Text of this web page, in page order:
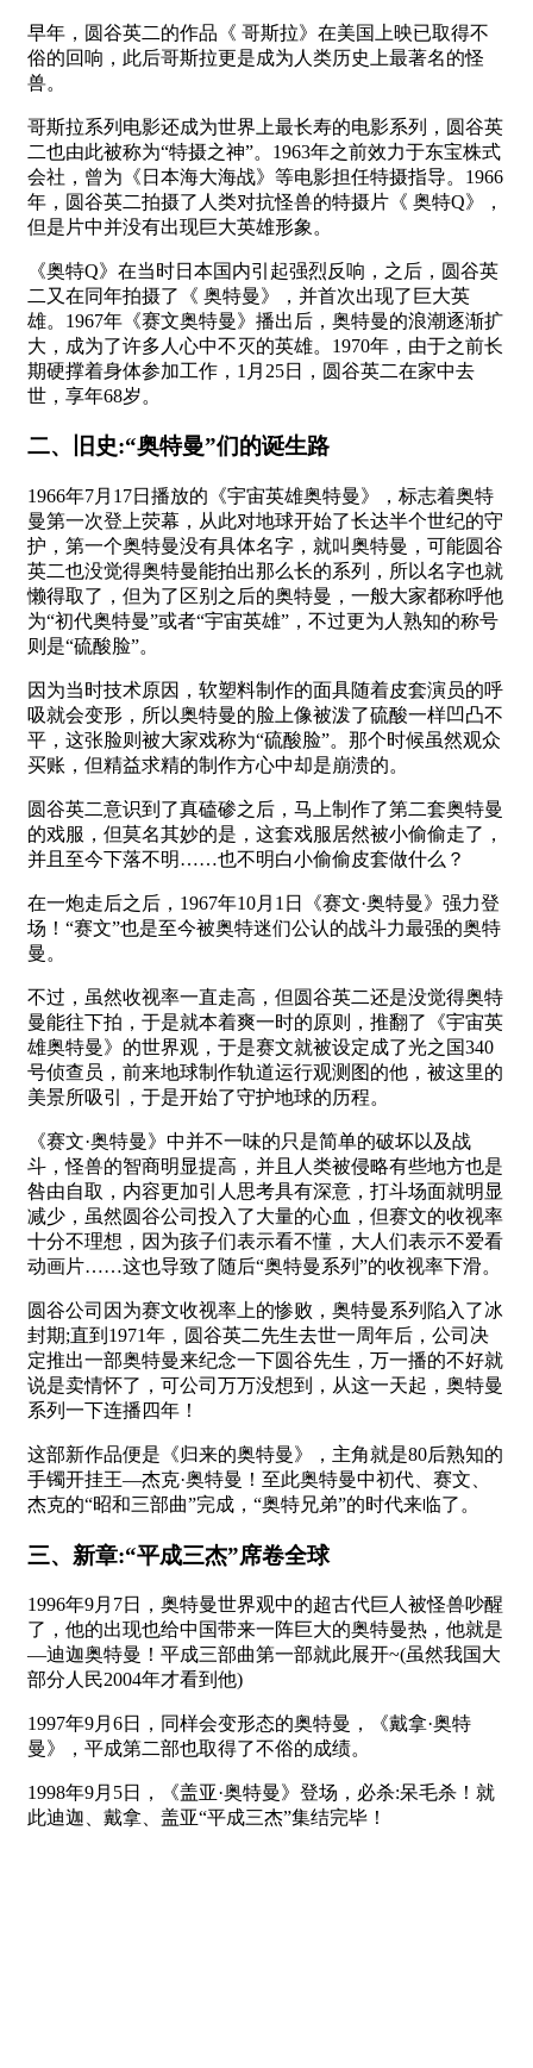
早年，圆谷英二的作品《 哥斯拉》在美国上映已取得不
俗的回响，此后哥斯拉更是成为人类历史上最著名的怪
兽。
哥斯拉系列电影还成为世界上最长寿的电影系列，圆谷英
二也由此被称为“特摄之神”。1963年之前效力于东宝株式
会社，曾为《日本海大海战》等电影担任特摄指导。1966
年，圆谷英二拍摄了人类对抗怪兽的特摄片《 奥特Q》，
但是片中并没有出现巨大英雄形象。
《奥特Q》在当时日本国内引起强烈反响，之后，圆谷英
二又在同年拍摄了《 奥特曼》，并首次出现了巨大英
雄。1967年《赛文奥特曼》播出后，奥特曼的浪潮逐渐扩
大，成为了许多人心中不灭的英雄。1970年，由于之前长
期硬撑着身体参加工作，1月25日，圆谷英二在家中去
世，享年68岁。
二、旧史:“奥特曼”们的诞生路
1966年7月17日播放的《宇宙英雄奥特曼》，标志着奥特
曼第一次登上荧幕，从此对地球开始了长达半个世纪的守
护，第一个奥特曼没有具体名字，就叫奥特曼，可能圆谷
英二也没觉得奥特曼能拍出那么长的系列，所以名字也就
懒得取了，但为了区别之后的奥特曼，一般大家都称呼他
为“初代奥特曼”或者“宇宙英雄”，不过更为人熟知的称号
则是“硫酸脸”。
因为当时技术原因，软塑料制作的面具随着皮套演员的呼
吸就会变形，所以奥特曼的脸上像被泼了硫酸一样凹凸不
平，这张脸则被大家戏称为“硫酸脸”。那个时候虽然观众
买账，但精益求精的制作方心中却是崩溃的。
圆谷英二意识到了真磕碜之后，马上制作了第二套奥特曼
的戏服，但莫名其妙的是，这套戏服居然被小偷偷走了，
并且至今下落不明……也不明白小偷偷皮套做什么？
在一炮走后之后，1967年10月1日《赛文·奥特曼》强力登
场！“赛文”也是至今被奥特迷们公认的战斗力最强的奥特
曼。
不过，虽然收视率一直走高，但圆谷英二还是没觉得奥特
曼能往下拍，于是就本着爽一时的原则，推翻了《宇宙英
雄奥特曼》的世界观，于是赛文就被设定成了光之国340
号侦查员，前来地球制作轨道运行观测图的他，被这里的
美景所吸引，于是开始了守护地球的历程。
《赛文·奥特曼》中并不一味的只是简单的破坏以及战
斗，怪兽的智商明显提高，并且人类被侵略有些地方也是
咎由自取，内容更加引人思考具有深意，打斗场面就明显
减少，虽然圆谷公司投入了大量的心血，但赛文的收视率
十分不理想，因为孩子们表示看不懂，大人们表示不爱看
动画片……这也导致了随后“奥特曼系列”的收视率下滑。
圆谷公司因为赛文收视率上的惨败，奥特曼系列陷入了冰
封期;直到1971年，圆谷英二先生去世一周年后，公司决
定推出一部奥特曼来纪念一下圆谷先生，万一播的不好就
说是卖情怀了，可公司万万没想到，从这一天起，奥特曼
系列一下连播四年！
这部新作品便是《归来的奥特曼》，主角就是80后熟知的
手镯开挂王—杰克·奥特曼！至此奥特曼中初代、赛文、
杰克的“昭和三部曲”完成，“奥特兄弟”的时代来临了。
三、新章:“平成三杰”席卷全球
1996年9月7日，奥特曼世界观中的超古代巨人被怪兽吵醒
了，他的出现也给中国带来一阵巨大的奥特曼热，他就是
—迪迦奥特曼！平成三部曲第一部就此展开~(虽然我国大
部分人民2004年才看到他)
1997年9月6日，同样会变形态的奥特曼，《戴拿·奥特
曼》，平成第二部也取得了不俗的成绩。
1998年9月5日，《盖亚·奥特曼》登场，必杀:呆毛杀！就
此迪迦、戴拿、盖亚“平成三杰”集结完毕！